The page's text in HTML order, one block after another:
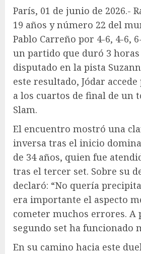
París, 01 de junio de 2026.-
19 años y número 22 del
Pablo Carreño por 4-6, 4-6,
un partido que duró 3
disputado en la pista
este resultado, Jódar
a los cuartos de final de un
Slam.
El encuentro mostró una
inversa tras el inicio
de 34 años, quien fue
tras el tercer set. Sobre su
declaró: “No quería
era importante el aspecto
cometer muchos errores. A
segundo set ha funcionado
En su camino hacia este